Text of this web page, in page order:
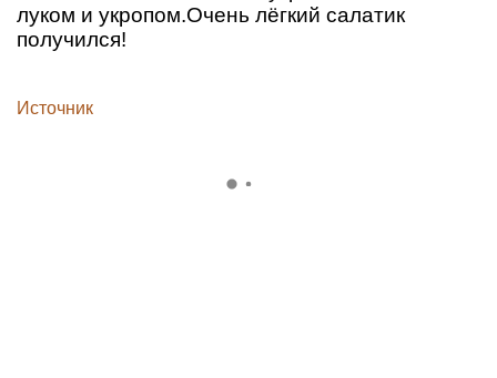
луком и укропом.Очень лёгкий салатик
получился!
Источник